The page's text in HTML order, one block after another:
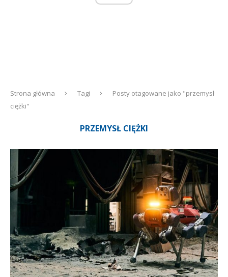
Strona główna Tagi
Posty otagowane jako "przemysł
ciężki"
PRZEMYSŁ CIĘŻKI